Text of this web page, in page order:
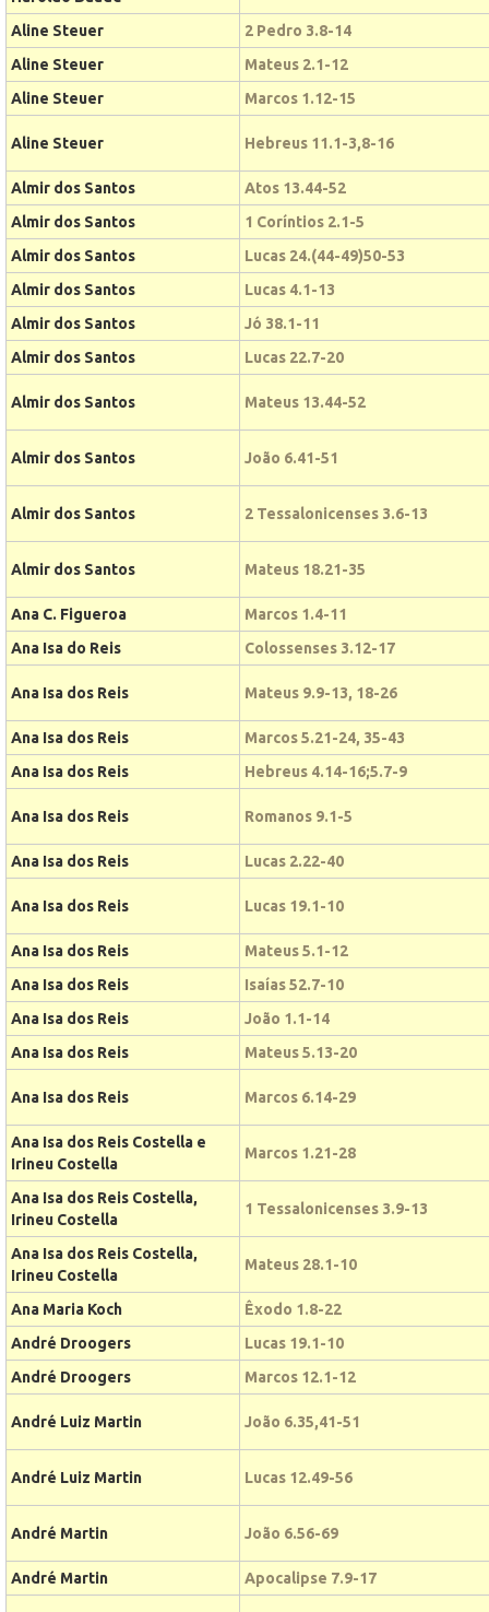
Aline Steuer
2 Pedro 3.8-14
Aline Steuer
Mateus 2.1-12
Aline Steuer
Marcos 1.12-15
Aline Steuer Hebreus 11.1-3,8-16
Almir dos Santos
Atos 13.44-52
Almir dos Santos
1 Coríntios 2.1-5
Almir dos Santos
Lucas 24.(44-49)50-53
Almir dos Santos
Lucas 4.1-13
Almir dos Santos
Jó 38.1-11
Almir dos Santos
Lucas 22.7-20
Almir dos Santos Mateus 13.44-52
Almir dos Santos João 6.41-51
Almir dos Santos 2 Tessalonicenses 3.6-13
Almir dos Santos Mateus 18.21-35
Ana C. Figueroa
Marcos 1.4-11
Ana Isa do Reis
Colossenses 3.12-17
Ana Isa dos Reis Mateus 9.9-13, 18-26
Ana Isa dos Reis
Marcos 5.21-24, 35-43
Ana Isa dos Reis
Hebreus 4.14-16;5.7-9
Ana Isa dos Reis Romanos 9.1-5
Ana Isa dos Reis Lucas 2.22-40
Ana Isa dos Reis Lucas 19.1-10
Ana Isa dos Reis
Mateus 5.1-12
Ana Isa dos Reis
Isaías 52.7-10
Ana Isa dos Reis
João 1.1-14
Ana Isa dos Reis
Mateus 5.13-20
Ana Isa dos Reis Marcos 6.14-29
Ana Isa dos Reis Costella e
Irineu Costella
Marcos 1.21-28
Ana Isa dos Reis Costella,
Irineu Costella
1 Tessalonicenses 3.9-13
Ana Isa dos Reis Costella,
Irineu Costella
Mateus 28.1-10
Ana Maria Koch
Êxodo 1.8-22
André Droogers
Lucas 19.1-10
André Droogers
Marcos 12.1-12
André Luiz Martin João 6.35,41-51
André Luiz Martin Lucas 12.49-56
André Martin João 6.56-69
André Martin Apocalipse 7.9-17